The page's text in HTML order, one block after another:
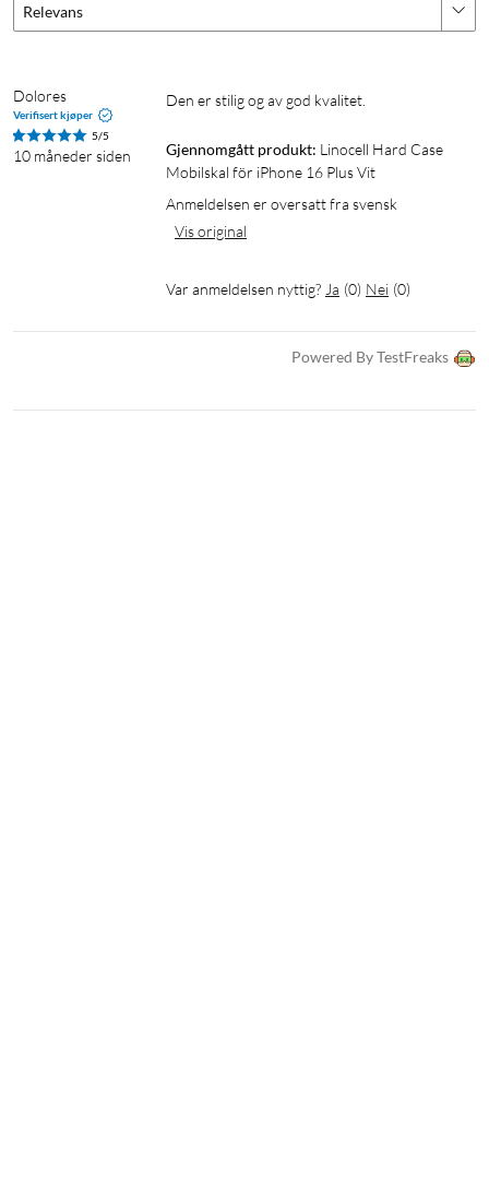
Relevans
Dolores
Verifisert kjøper
5/5
10 måneder siden
Den er stilig og av god kvalitet.
Gjennomgått produkt: Linocell Hard Case
Mobilskal för iPhone 16 Plus Vit
Anmeldelsen er oversatt fra svensk
Vis original
Var anmeldelsen nyttig? Ja (0) Nei (0)
Powered By TestFreaks